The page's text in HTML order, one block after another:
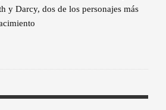
y Darcy, dos de los personajes más